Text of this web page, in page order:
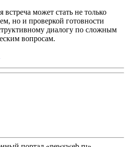
может стать не только
но и проверкой готовности
диалогу по сложным
вопросам.